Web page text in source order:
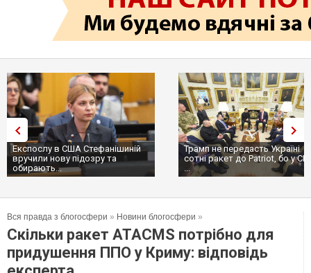
Експослу в США Стефанішиній
вручили нову підозру та
обирають...
Трамп не передасть Україні
сотні ракет до Patriot, бо у
...
Вся правда з блогосфери » Новини блогосфери »
Скільки ракет ATACMS потрібно для
придушення ППО у Криму: відповідь